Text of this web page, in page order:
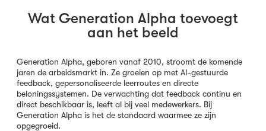
Wat Generation Alpha toevoegt
aan het beeld
Generation Alpha, geboren vanaf 2010, stroomt de komende
jaren de arbeidsmarkt in. Ze groeien op met AI-gestuurde
feedback, gepersonaliseerde leerroutes en directe
beloningssystemen. De verwachting dat feedback continu en
direct beschikbaar is, leeft al bij veel medewerkers. Bij
Generation Alpha is het de standaard waarmee ze zijn
opgegroeid.